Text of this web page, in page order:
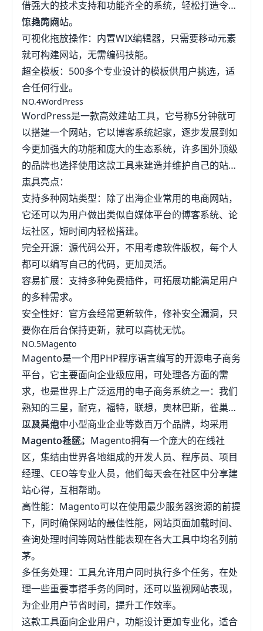
借强大的技术支持和功能齐全的系统，轻松打造令人
惊艳的网站。
工具亮点：
可视化拖放操作：内置WIX编辑器，只需要移动元素
就可构建网站，无需编码技能。
超全模板：500多个专业设计的模板供用户挑选，适
合任何行业。
NO.4WordPress
WordPress是一款高效建站工具，它号称5分钟就可
以搭建一个网站，它以博客系统起家，逐步发展到如
今更加强大的功能和庞大的生态系统，许多国外顶级
的品牌也选择使用这款工具来建造并维护自己的站
点。
工具亮点：
支持多种网站类型：除了出海企业常用的电商网站，
它还可以为用户做出类似自媒体平台的博客系统、论
坛社区，短时间内轻松搭建。
完全开源：源代码公开，不用考虑软件版权，每个人
都可以编写自己的代码，更加灵活。
容易扩展：支持多种免费插件，可拓展功能满足用户
的多种需求。
安全性好：官方会经常更新软件，修补安全漏洞，只
要你在后台保持更新，就可以高枕无忧。
NO.5Magento
Magento是一个用PHP程序语言编写的开源电子商务
平台，它主要面向企业级应用，可处理各方面的需
求，也是世界上广泛运用的电子商务系统之一：我们
熟知的三星，耐克，福特，联想，奥林巴斯，雀巢，
以及其他中小型商业企业等数百万个品牌，均采用
Magento系统。
工具亮点：
Magento社区：Magento拥有一个庞大的在线社
区，集结由世界各地组成的开发人员、程序员、项目
经理、CEO等专业人员，他们每天会在社区中分享建
站心得，互相帮助。
高性能：Magento可以在使用最少服务器资源的前提
下，同时确保网站的最佳性能，网站页面加载时间、
查询处理时间等网站性能表现在各大工具中均名列前
茅。
多任务处理：工具允许用户同时执行多个任务，在处
理一些重要事搭手务的同时，还可以监视网站表现，
为企业用户节省时间，提升工作效率。
这款工具面向企业用户，功能设计更加专业化，适合